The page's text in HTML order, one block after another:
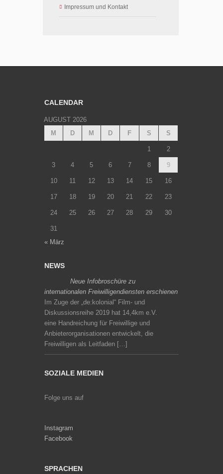
Impressum und Kontakt
CALENDAR
AUGUST 2026
M
D M D F S S
1 2
3 4 5 6 7 8 9
10 11 12 13 14 15 16
17 18 19 20 21 22 23
24 25 26 27 28 29 30
31
« März
NEWS
Neue Infobroschüre zu
internationalen Freiwilligendiensten erschienen
Im Zuge der „de:kolonial“ Film- und
Diskussionsreihe 2019 hat 14,4km e.V.
eine Handreichung für Freiwillige und
Anbieterorganisationen entwickelt, die
Freiwilligen als Leitfaden […]
SOZIALE MEDIEN
Folge uns auf
Instagram
Facebook
SPRACHEN